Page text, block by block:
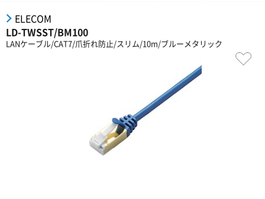
ELECOM
LD-TWSST/BM100
LANケーブル/CAT7/爪折れ防止/スリム/10m/ブルーメタリック